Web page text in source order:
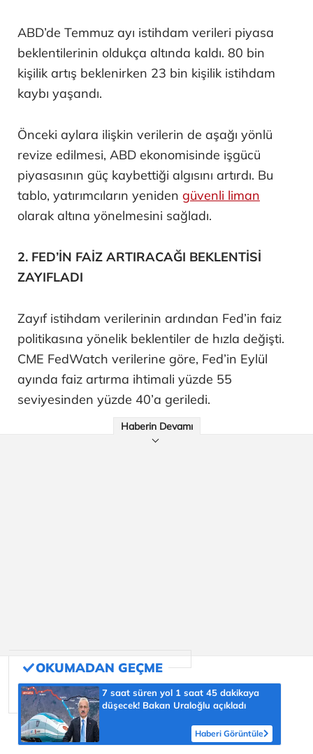
ABD’de Temmuz ayı istihdam verileri piyasa
beklentilerinin oldukça altında kaldı. 80 bin
kişilik artış beklenirken 23 bin kişilik istihdam
kaybı yaşandı.
Önceki aylara ilişkin verilerin de aşağı yönlü
revize edilmesi, ABD ekonomisinde işgücü
piyasasının güç kaybettiği algısını artırdı. Bu
tablo, yatırımcıların yeniden güvenli liman
olarak altına yönelmesini sağladı.
2. FED’İN FAİZ ARTIRACAĞI BEKLENTİSİ
ZAYIFLADI
Zayıf istihdam verilerinin ardından Fed’in faiz
politikasına yönelik beklentiler de hızla değişti.
CME FedWatch verilerine göre, Fed’in Eylül
ayında faiz artırma ihtimali yüzde 55
seviyesinden yüzde 40’a geriledi.
Haberin Devamı
7 saat süren yol 1 saat 45 dakikaya
düşecek! Bakan Uraloğlu açıkladı
Haberi Görüntüle